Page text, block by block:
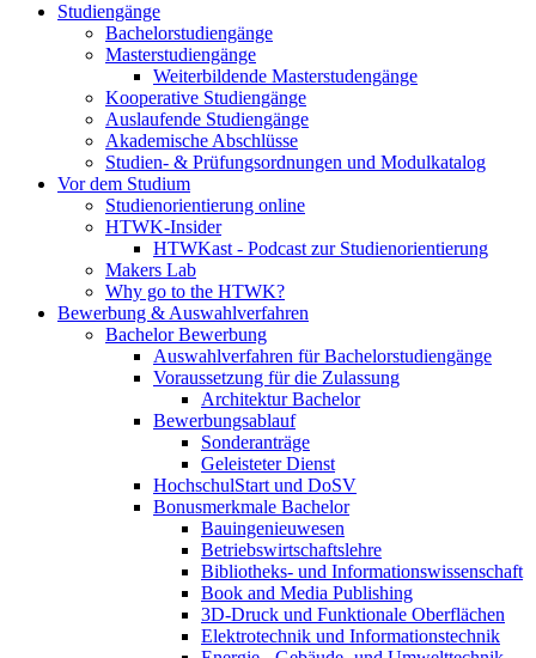
Studiengänge
Bachelorstudiengänge
Masterstudiengänge
Weiterbildende Masterstudengänge
Kooperative Studiengänge
Auslaufende Studiengänge
Akademische Abschlüsse
Studien- & Prüfungsordnungen und Modulkatalog
Vor dem Studium
Studienorientierung online
HTWK-Insider
HTWKast - Podcast zur Studienorientierung
Makers Lab
Why go to the HTWK?
Bewerbung & Auswahlverfahren
Bachelor Bewerbung
Auswahlverfahren für Bachelorstudiengänge
Voraussetzung für die Zulassung
Architektur Bachelor
Bewerbungsablauf
Sonderanträge
Geleisteter Dienst
HochschulStart und DoSV
Bonusmerkmale Bachelor
Bauingenieuwesen
Betriebswirtschaftslehre
Bibliotheks- und Informationswissenschaft
Book and Media Publishing
3D-Druck und Funktionale Oberflächen
Elektrotechnik und Informationstechnik